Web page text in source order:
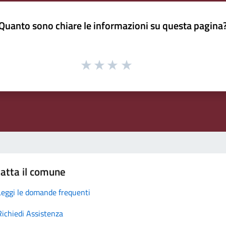
sono chiare le informazioni su questa
il comune
le domande frequenti
Assistenza